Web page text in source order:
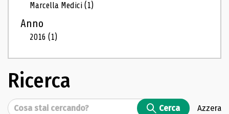
Marcella Medici(1)
Anno
2016(1)
Ricerca
Cerca Cerca Azzera